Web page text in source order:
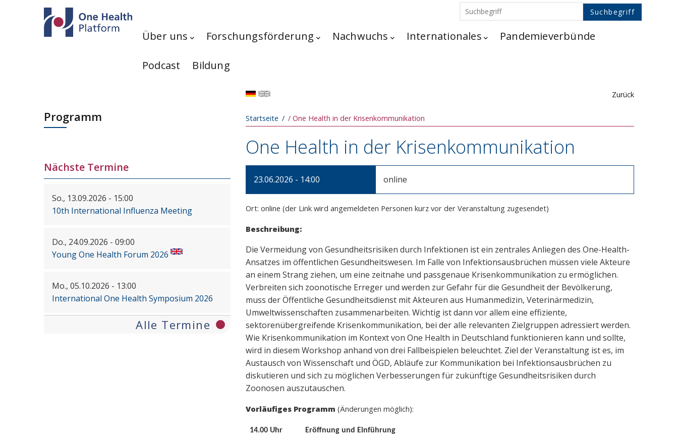
Direkt zum Inhalt
Über uns Forschungsförderung Nachwuchs Internationales Pandemieverbünde
Podcast Bildung
Zurück
Pfadnavigation
Startseite One Health in der Krisenkommunikation
One Health in der Krisenkommunikation
23.06.2026 - 14:00 online
Ort: online (der Link wird angemeldeten Personen kurz vor der Veranstaltung zugesendet)
Beschreibung:
Die Vermeidung von Gesundheitsrisiken durch Infektionen ist ein zentrales Anliegen des One-Health-
Ansatzes im öffentlichen Gesundheitswesen. Im Falle von Infektionsausbrüchen müssen viele Akteure
an einem Strang ziehen, um eine zeitnahe und passgenaue Krisenkommunikation zu ermöglichen.
Verbreiten sich zoonotische Erreger und werden zur Gefahr für die Gesundheit der Bevölkerung,
muss der Öffentliche Gesundheitsdienst mit Akteuren aus Humanmedizin, Veterinärmedizin,
Umweltwissenschaften zusammenarbeiten. Wichtig ist dann vor allem eine effiziente,
sektorenübergreifende Krisenkommunikation, bei der alle relevanten Zielgruppen adressiert werden.
Wie Krisenkommunikation im Kontext von One Health in Deutschland funktionieren kann und sollte,
wird in diesem Workshop anhand von drei Fallbeispielen beleuchtet. Ziel der Veranstaltung ist es, im
Austausch von Wissenschaft und ÖGD, Abläufe zur Kommunikation bei Infektionsausbrüchen zu
diskutieren und sich zu möglichen Verbesserungen für zukünftige Gesundheitsrisiken durch
Zoonosen auszutauschen.
Vorläufiges Programm (Änderungen möglich):
14.00 Uhr Eröffnung und Einführung
Programm
Nächste Termine
So., 13.09.2026 - 15:00
10th International Influenza Meeting
Do., 24.09.2026 - 09:00
Young One Health Forum 2026
Mo., 05.10.2026 - 13:00
International One Health Symposium 2026
Alle Termine